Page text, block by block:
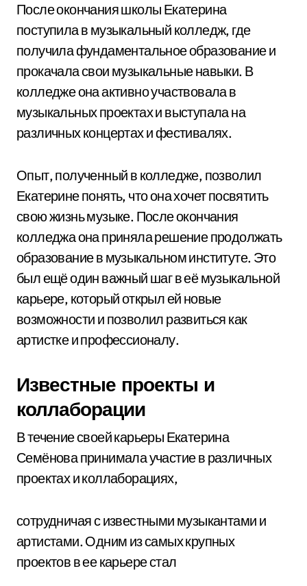
После окончания школы Екатерина
поступила в музыкальный колледж, где
получила фундаментальное образование и
прокачала свои музыкальные навыки. В
колледже она активно участвовала в
музыкальных проектах и выступала на
различных концертах и фестивалях.
Опыт, полученный в колледже, позволил
Екатерине понять, что она хочет посвятить
свою жизнь музыке. После окончания
колледжа она приняла решение продолжать
образование в музыкальном институте. Это
был ещё один важный шаг в её музыкальной
карьере, который открыл ей новые
возможности и позволил развиться как
артистке и профессионалу.
Известные проекты и
коллаборации
В течение своей карьеры Екатерина
Семёнова принимала участие в различных
проектах и коллаборациях,
сотрудничая с известными музыкантами и
артистами. Одним из самых крупных
проектов в ее карьере стал